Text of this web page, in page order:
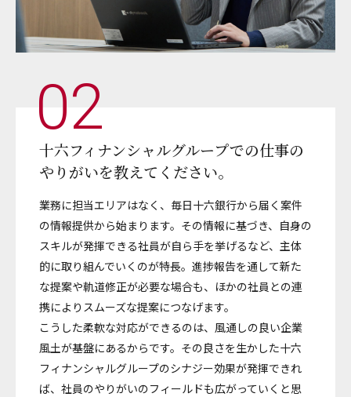
02
十六フィナンシャルグループでの仕事の
やりがいを教えてください。
業務に担当エリアはなく、毎日十六銀行から届く案件
の情報提供から始まります。その情報に基づき、自身の
スキルが発揮できる社員が自ら手を挙げるなど、主体
的に取り組んでいくのが特長。進捗報告を通して新た
な提案や軌道修正が必要な場合も、ほかの社員との連
携によりスムーズな提案につなげます。
こうした柔軟な対応ができるのは、風通しの良い企業
風土が基盤にあるからです。その良さを生かした十六
フィナンシャルグループのシナジー効果が発揮できれ
ば、社員のやりがいのフィールドも広がっていくと思